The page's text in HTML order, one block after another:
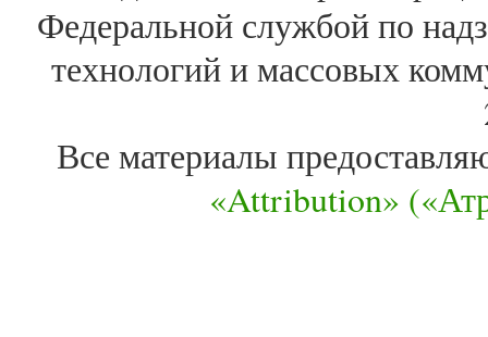
Федеральной службой по
технологий и массовых
Все материалы
«Attribution»